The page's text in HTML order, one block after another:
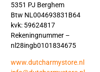
5351 PJ Berghem
Btw NL004693831B64
kvk: 59624817
Rekeningnummer –
nl28ingb0101834675
www.dutcharmystore.nl